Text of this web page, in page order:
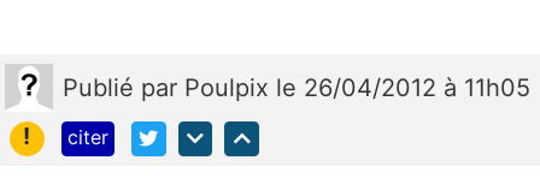
Publié par Poulpix le 26/04/2012 à 11h05
!
citer